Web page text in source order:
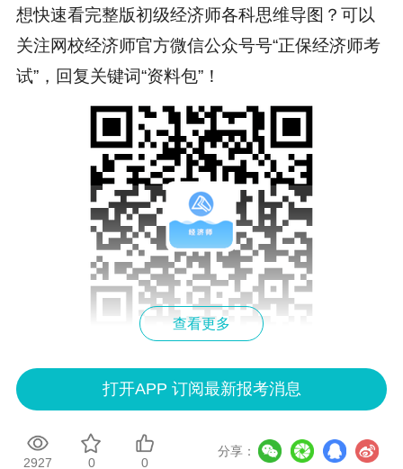
想快速看完整版初级经济师各科思维导图？可以
关注网校经济师官方微信公众号号“正保经济师考
试”，回复关键词“资料包”！
马上扫码关注经济师官方微信公众号领取吧！
本文为正保会计网校原创内容，非授权禁止转
载！
查看更多
打开APP 订阅最新报考消息
2927 0 0
分享：